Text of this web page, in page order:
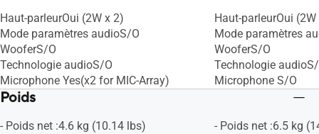
Haut-parleurOui (2W x 2)
Mode paramètres audioS/O
WooferS/O
Technologie audioS/O
Microphone Yes(x2 for MIC-Array)
Haut-parleurOui
Mode paramètres
WooferS/O
Technologie
Microphone S/O
Poids
- Poids net :4.6 kg (10.14 lbs)
- Poids net :6.5 kg